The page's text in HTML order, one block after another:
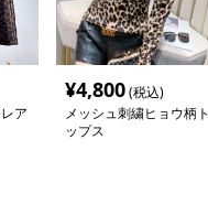
ア
¥4,800(税込)
メッシュ刺繍ヒョウ柄ト
ップス